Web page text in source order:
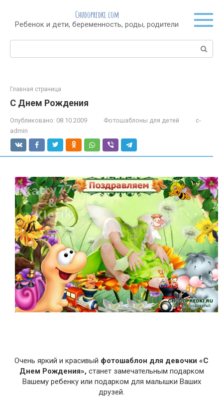
контенту
Chudopredki.com
Ребенок и дети, беременность, роды, родители
Поиск:
Главная страница
С Днем Рождения
Опубликовано: 08.10.2009 Фотошаблоны для детей
c-
admin
Очень яркий и красивый фотошаблон для девочки «С
Днем Рождения», станет замечательным подарком
Вашему ребенку или подарком для малышки Ваших
друзей.